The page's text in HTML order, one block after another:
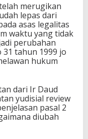
merugikan
lepas dari
asas legalitas
waktu yang tidak
perubahan
31 tahun 1999 jo
hukum
dari Ir Daud
yudisial review
pasal 2
diubah